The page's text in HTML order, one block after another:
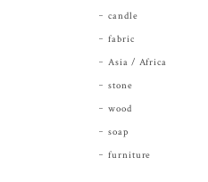
candle
fabric
Asia / Africa
stone
wood
soap
furniture